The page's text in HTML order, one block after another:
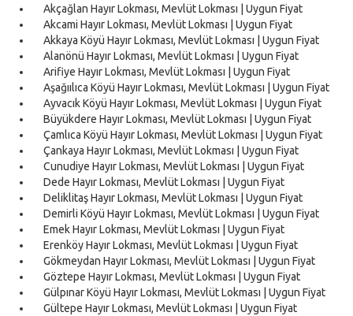
Akçağlan Hayır Lokması, Mevlüt Lokması | Uygun Fiyat
Akcami Hayır Lokması, Mevlüt Lokması | Uygun Fiyat
Akkaya Köyü Hayır Lokması, Mevlüt Lokması | Uygun Fiyat
Alanönü Hayır Lokması, Mevlüt Lokması | Uygun Fiyat
Arifiye Hayır Lokması, Mevlüt Lokması | Uygun Fiyat
Aşağıılıca Köyü Hayır Lokması, Mevlüt Lokması | Uygun Fiyat
Ayvacık Köyü Hayır Lokması, Mevlüt Lokması | Uygun Fiyat
Büyükdere Hayır Lokması, Mevlüt Lokması | Uygun Fiyat
Çamlıca Köyü Hayır Lokması, Mevlüt Lokması | Uygun Fiyat
Çankaya Hayır Lokması, Mevlüt Lokması | Uygun Fiyat
Cunudiye Hayır Lokması, Mevlüt Lokması | Uygun Fiyat
Dede Hayır Lokması, Mevlüt Lokması | Uygun Fiyat
Deliklitaş Hayır Lokması, Mevlüt Lokması | Uygun Fiyat
Demirli Köyü Hayır Lokması, Mevlüt Lokması | Uygun Fiyat
Emek Hayır Lokması, Mevlüt Lokması | Uygun Fiyat
Erenköy Hayır Lokması, Mevlüt Lokması | Uygun Fiyat
Gökmeydan Hayır Lokması, Mevlüt Lokması | Uygun Fiyat
Göztepe Hayır Lokması, Mevlüt Lokması | Uygun Fiyat
Gülpınar Köyü Hayır Lokması, Mevlüt Lokması | Uygun Fiyat
Gültepe Hayır Lokması, Mevlüt Lokması | Uygun Fiyat